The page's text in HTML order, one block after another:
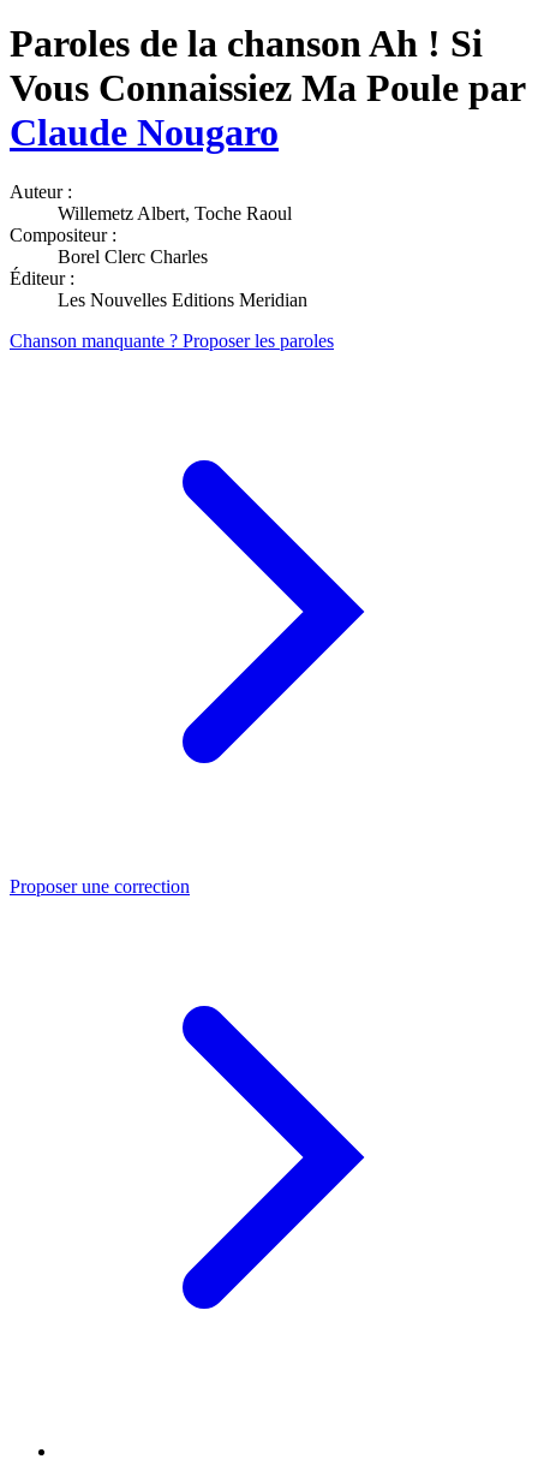
Paroles de la chanson Ah ! Si
Vous Connaissiez Ma Poule par
Claude Nougaro
Auteur :
Willemetz Albert, Toche Raoul
Compositeur :
Borel Clerc Charles
Éditeur :
Les Nouvelles Editions Meridian
Chanson manquante ? Proposer les paroles
Proposer une correction